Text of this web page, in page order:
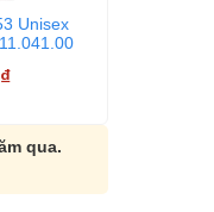
Unisex
₫
qua.